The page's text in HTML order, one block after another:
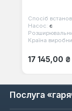
Спосіб
Насос: є
Країна
Звичайна
17 145,00 ₴
Послуга